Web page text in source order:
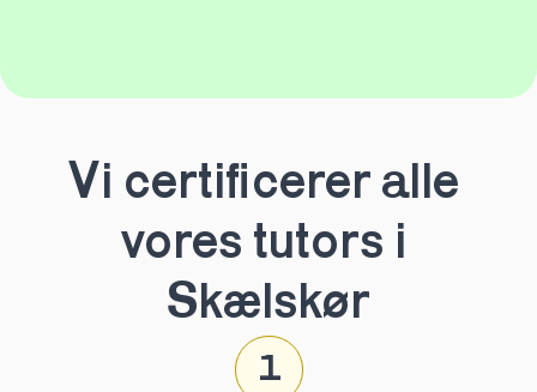
Vi certificerer alle
vores tutors i
Skælskør
1